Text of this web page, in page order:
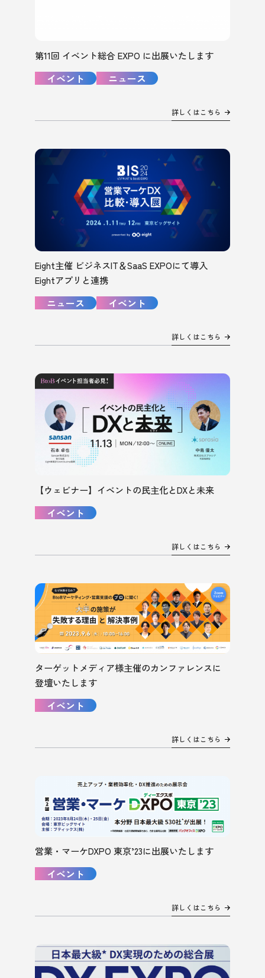
第11回 イベント総合 EXPO に出展いたします
イベント ニュース
詳しくはこちら
Eight主催 ビジネスIT＆SaaS EXPOにて導入
Eightアプリと連携
ニュース イベント
詳しくはこちら
【ウェビナー】イベントの民主化とDXと未来
イベント
詳しくはこちら
ターゲットメディア様主催のカンファレンスに
登壇いたします
イベント
詳しくはこちら
営業・マーケDXPO 東京’23に出展いたします
イベント
詳しくはこちら